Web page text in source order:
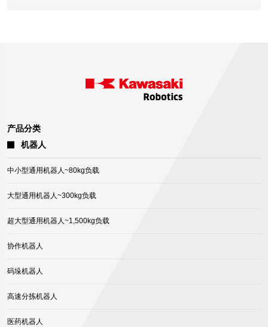
产品分类
机器人
中小型通用机器人~80kg负载
大型通用机器人~300kg负载
超大型通用机器人~1,500kg负载
协作机器人
码垛机器人
高速分拣机器人
医药机器人